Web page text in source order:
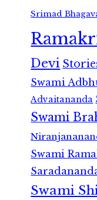
Srimad
Devi
Swami
Advaitananda
Swami
Swami
Swami